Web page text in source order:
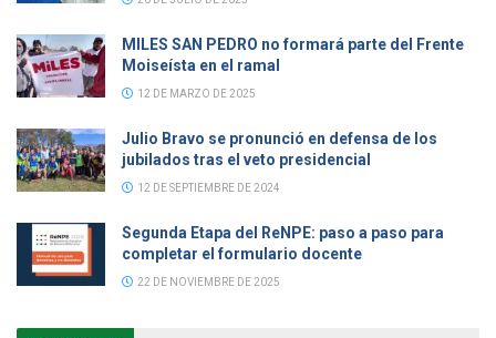
MILES SAN PEDRO no formará parte del Frente
Moiseísta en el ramal
12 DE MARZO DE 2025
Julio Bravo se pronunció en defensa de los
jubilados tras el veto presidencial
12 DE SEPTIEMBRE DE 2024
Segunda Etapa del ReNPE: paso a paso para
completar el formulario docente
22 DE NOVIEMBRE DE 2025